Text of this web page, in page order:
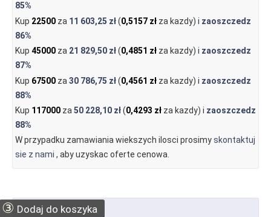
85%
Kup 22500za 11 603,25 zł(0,5157 złza kazdy) i zaoszczedz
86%
Kup 45000za 21 829,50 zł(0,4851 złza kazdy) i zaoszczedz
87%
Kup 67500za 30 786,75 zł(0,4561 złza kazdy) i zaoszczedz
88%
Kup 117000za 50 228,10 zł(0,4293 złza kazdy) i zaoszczedz
88%
W przypadku zamawiania wiekszych ilosci prosimyskontaktuj
sie z nami , aby uzyskac oferte cenowa.
③ Dodaj do koszyka